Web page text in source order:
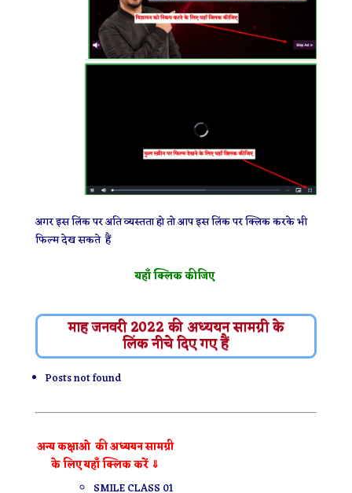
अगर इस लिंक पर अति व्यस्तता हो तो आप इस लिंक पर क्लिक करके भी
फिल्म देख सकते हैं
यहाँ क्लिक कीजिए
माह जनवरी 2022 की अध्ययन सामग्री के
लिंक नीचे दिए गए हैं
Posts not found
अन्य कक्षाओ की अध्ययन सामग्री
के लिए यहाँ क्लिक करें ⇓
SMILE CLASS 01